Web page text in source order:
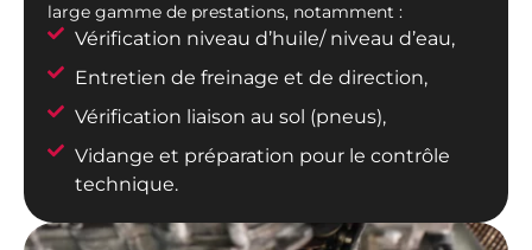
large gamme de prestations, notamment :
Vérification niveau d’huile/ niveau d’eau,
Entretien de freinage et de direction,
Vérification liaison au sol (pneus),
Vidange et préparation pour le contrôle
technique.